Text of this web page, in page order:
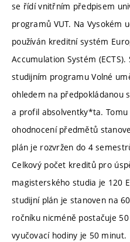
se řídí vnitřním předpisem
programů VUT. Na Vysokém
používán kreditní systém
Accumulation Systém
studijním programu Volné
ohledem na předpokládanou
a profil absolventky*ta.
ohodnocení předmětů
plán je rozvržen do 4
Celkový počet kreditů pro
magisterského studia je 120
studijní plán je stanoven na
ročníku nicméně postačuje
vyučovací hodiny je 50 minut.